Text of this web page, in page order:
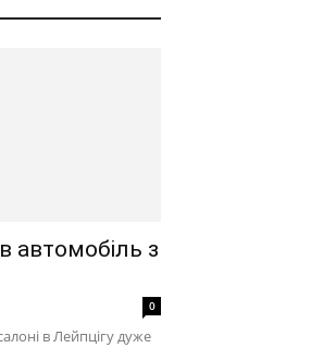
автомобіль з
0
в Лейпцігу дуже